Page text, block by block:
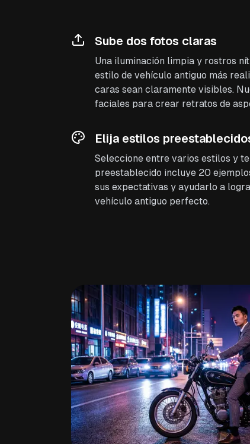
Sube dos fotos claras
Una iluminación limpia y rostros
estilo de vehículo antiguo más
caras sean claramente visibles.
faciales para crear retratos de
Elija estilos
Seleccione entre varios estilos y
preestablecido incluye 20
sus expectativas y ayudarlo a
vehículo antiguo perfecto.